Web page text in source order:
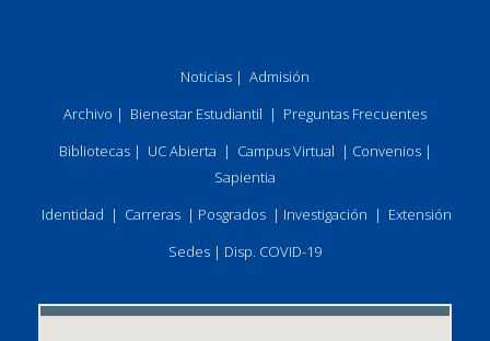
Noticias | Admisión
Archivo | Bienestar Estudiantil | Preguntas Frecuentes
Bibliotecas| UC Abierta | Campus Virtual | Convenios|
Sapientia
Identidad | Carreras | Posgrados | Investigación | Extensión
Sedes | Disp. COVID-19